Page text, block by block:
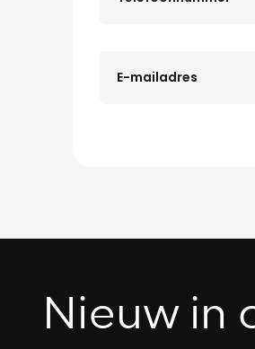
Nieuw in